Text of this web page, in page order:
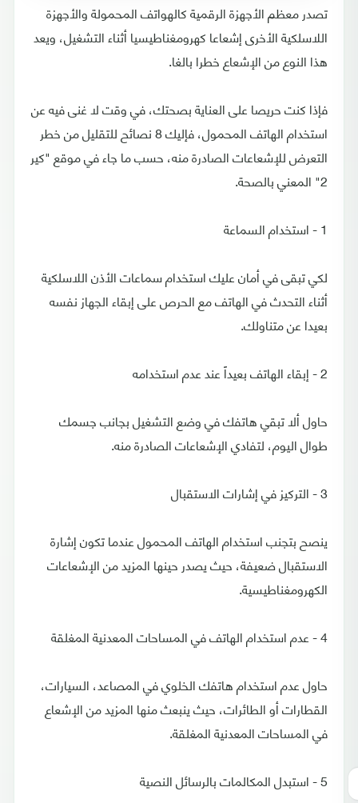
تصدر معظم الأجهزة الرقمية كالهواتف المحمولة والأجهزة
اللاسلكية الأخرى إشعاعا كهرومغناطيسيا أثناء التشغيل، ويعد
هذا النوع من الإشعاع خطرا بالغا.
فإذا كنت حريصا على العناية بصحتك، في وقت لا غنى فيه عن
استخدام الهاتف المحمول، فإليك 8 نصائح للتقليل من خطر
التعرض للإشعاعات الصادرة منه، حسب ما جاء في موقع "كير
2" المعني بالصحة.
1 - استخدام السماعة
لكي تبقى في أمان عليك استخدام سماعات الأذن اللاسلكية
أثناء التحدث في الهاتف مع الحرص على إبقاء الجهاز نفسه
بعيدا عن متناولك.
2 - إبقاء الهاتف بعيداً عند عدم استخدامه
حاول ألا تبقي هاتفك في وضع التشغيل بجانب جسمك
طوال اليوم، لتفادي الإشعاعات الصادرة منه.
3 - التركيز في إشارات الاستقبال
ينصح بتجنب استخدام الهاتف المحمول عندما تكون إشارة
الاستقبال ضعيفة، حيث يصدر حينها المزيد من الإشعاعات
الكهرومغناطيسية.
4 - عدم استخدام الهاتف في المساحات المعدنية المغلقة
حاول عدم استخدام هاتفك الخلوي في المصاعد، السيارات،
القطارات أو الطائرات، حيث ينبعث منها المزيد من الإشعاع
في المساحات المعدنية المغلقة.
5 - استبدل المكالمات بالرسائل النصية